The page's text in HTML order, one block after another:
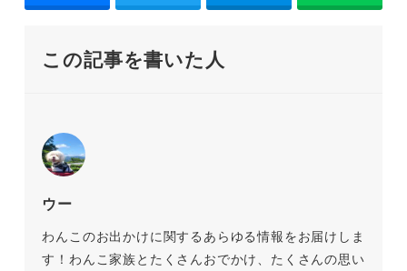
この記事を書いた人
ウー
わんこのお出かけに関するあらゆる情報をお届けしま
す！わんこ家族とたくさんおでかけ、たくさんの思い